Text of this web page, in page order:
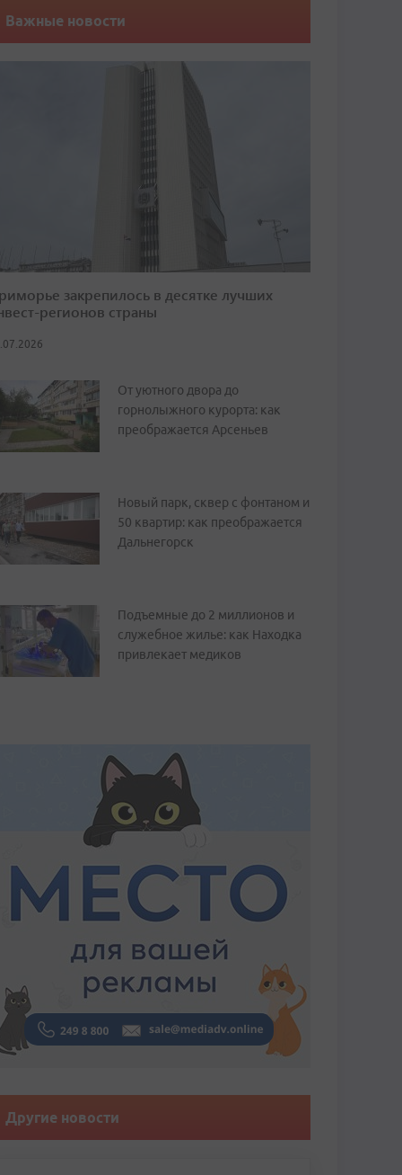
Важные новости
закрепилось в десятке лучших
регионов страны
От уютного двора до
горнолыжного курорта: как
преображается Арсеньев
Новый парк, сквер с фонтаном и
50 квартир: как преображается
Дальнегорск
Подъемные до 2 миллионов и
служебное жилье: как Находка
привлекает медиков
Другие новости